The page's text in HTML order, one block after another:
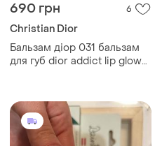
690 грн 6
Christian Dior
Бальзам діор 031 бальзам
для губ dior addict lip glow